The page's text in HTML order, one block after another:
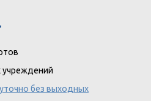
учреждений
без выходных